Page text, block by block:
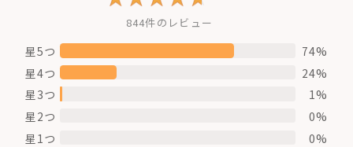
844件のレビュー
星5つ
74%
星4つ
24%
星3つ
1%
星2つ
0%
星1つ
0%